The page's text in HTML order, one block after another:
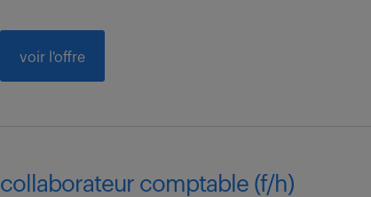
voir l'offre
collaborateur comptable (f/h)